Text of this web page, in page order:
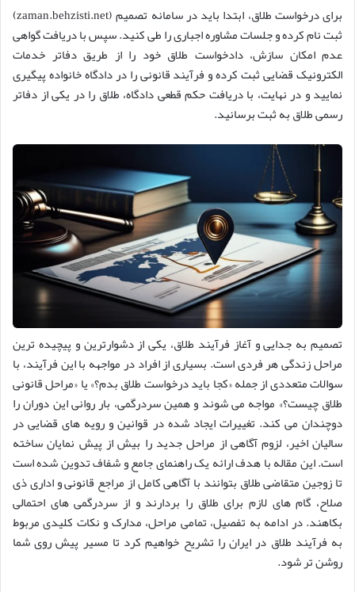
برای درخواست طلاق، ابتدا باید در سامانه تصمیم (zaman.behzisti.net)
ثبت نام کرده و جلسات مشاوره اجباری را طی کنید. سپس با دریافت گواهی
عدم امکان سازش، دادخواست طلاق خود را از طریق دفاتر خدمات
الکترونیک قضایی ثبت کرده و فرآیند قانونی را در دادگاه خانواده پیگیری
نمایید و در نهایت، با دریافت حکم قطعی دادگاه، طلاق را در یکی از دفاتر
رسمی طلاق به ثبت برسانید.
تصمیم به جدایی و آغاز فرآیند طلاق، یکی از دشوارترین و پیچیده ترین
مراحل زندگی هر فردی است. بسیاری از افراد در مواجهه با این فرآیند، با
سوالات متعددی از جمله «کجا باید درخواست طلاق بدم؟» یا «مراحل قانونی
طلاق چیست؟» مواجه می شوند و همین سردرگمی، بار روانی این دوران را
دوچندان می کند. تغییرات ایجاد شده در قوانین و رویه های قضایی در
سالیان اخیر، لزوم آگاهی از مراحل جدید را بیش از پیش نمایان ساخته
است. این مقاله با هدف ارائه یک راهنمای جامع و شفاف تدوین شده است
تا زوجین متقاضی طلاق بتوانند با آگاهی کامل از مراجع قانونی و اداری ذی
صلاح، گام های لازم برای طلاق را بردارند و از سردرگمی های احتمالی
بکاهند. در ادامه به تفصیل، تمامی مراحل، مدارک و نکات کلیدی مربوط
به فرآیند طلاق در ایران را تشریح خواهیم کرد تا مسیر پیش روی شما
روشن تر شود.